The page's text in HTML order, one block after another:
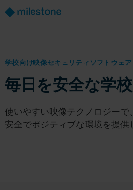
学校向け映像セキュリティソフトウェア
毎日を安全な学
使いやすい映像テクノロジーで
安全でポジティブな環境を提供